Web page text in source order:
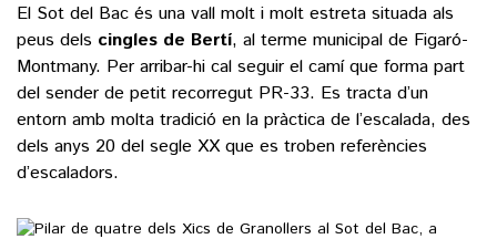
El Sot del Bac és una vall molt i molt estreta situada als
peus dels cingles de Bertí, al terme municipal de Figaró-
Montmany. Per arribar-hi cal seguir el camí que forma part
del sender de petit recorregut PR-33. Es tracta d’un
entorn amb molta tradició en la pràctica de l’escalada, des
dels anys 20 del segle XX que es troben referències
d’escaladors.